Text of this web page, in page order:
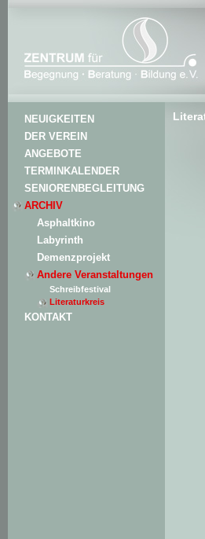
NEUIGKEITEN
DER VEREIN
ANGEBOTE
TERMINKALENDER
SENIORENBEGLEITUNG
ARCHIV
Asphaltkino
Labyrinth
Demenzprojekt
Andere Veranstaltungen
Schreibfestival
Literaturkreis
KONTAKT